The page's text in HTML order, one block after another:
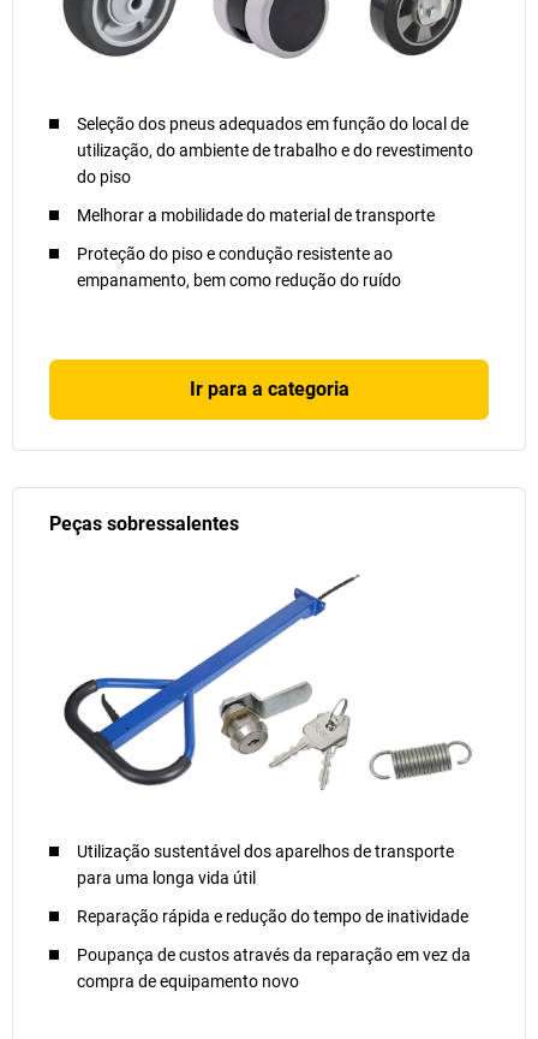
Seleção dos pneus adequados em função do local de
utilização, do ambiente de trabalho e do revestimento
do piso
Melhorar a mobilidade do material de transporte
Proteção do piso e condução resistente ao
empanamento, bem como redução do ruído
Ir para a categoria
Peças sobressalentes
Utilização sustentável dos aparelhos de transporte
para uma longa vida útil
Reparação rápida e redução do tempo de inatividade
Poupança de custos através da reparação em vez da
compra de equipamento novo